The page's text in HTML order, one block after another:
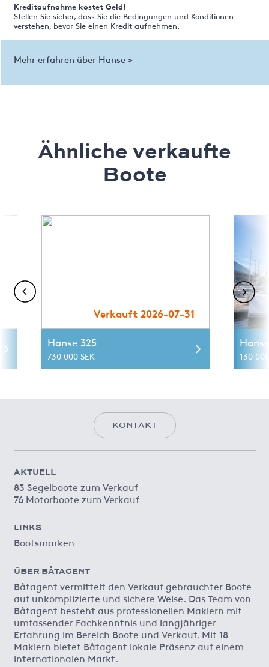
Kreditaufnahme kostet Geld!
Stellen Sie sicher, dass Sie die Bedingungen und Konditionen
verstehen, bevor Sie einen Kredit aufnehmen.
Mehr erfahren über Hanse >
Ähnliche verkaufte
Boote
Verkauft 2026-07-31
Hanse 325
730 000 SEK 130
KONTAKT
AKTUELL
83 Segelboote zum Verkauf
76 Motorboote zum Verkauf
LINKS
Bootsmarken
ÜBER BÅTAGENT
Båtagent vermittelt den Verkauf gebrauchter Boote
auf unkomplizierte und sichere Weise. Das Team von
Båtagent besteht aus professionellen Maklern mit
umfassender Fachkenntnis und langjähriger
Erfahrung im Bereich Boote und Verkauf. Mit 18
Maklern bietet Båtagent lokale Präsenz auf einem
internationalen Markt.